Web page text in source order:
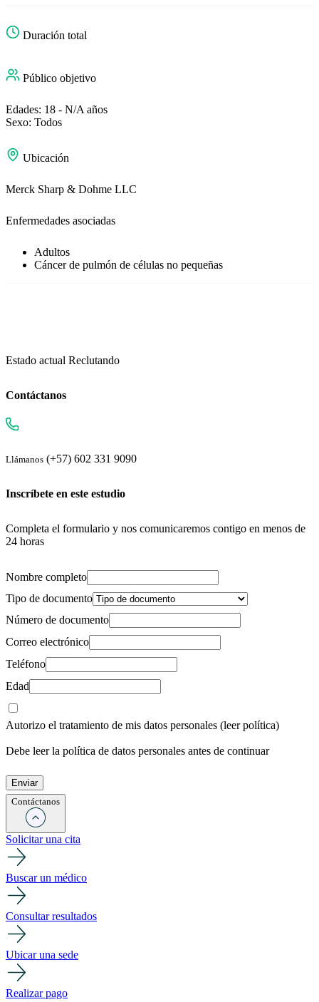
Duración total
Público objetivo
Edades: 18 - N/A años
Sexo: Todos
Ubicación
Merck Sharp & Dohme LLC
Enfermedades asociadas
Adultos
Cáncer de pulmón de células no pequeñas
Estado actual Reclutando
Contáctanos
Llámanos (+57) 602 331 9090
Inscríbete en este estudio
Completa el formulario y nos comunicaremos contigo en menos de
24 horas
Nombre completo
Tipo de documento
Número de documento
Correo electrónico
Teléfono
Edad
Autorizo el tratamiento de mis datos personales (leer política)
Debe leer la política de datos personales antes de continuar
Contáctanos
Solicitar una cita
Buscar un médico
Consultar resultados
Ubicar una sede
Realizar pago